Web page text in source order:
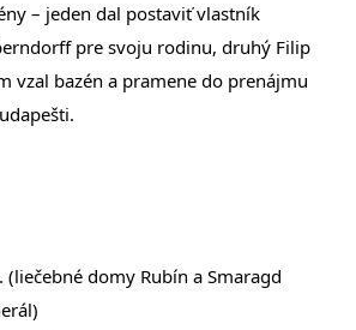
– jeden dal postaviť vlastník
pre svoju rodinu, druhý Filip
vzal bazén a pramene do prenájmu
(liečebné domy Rubín a Smaragd